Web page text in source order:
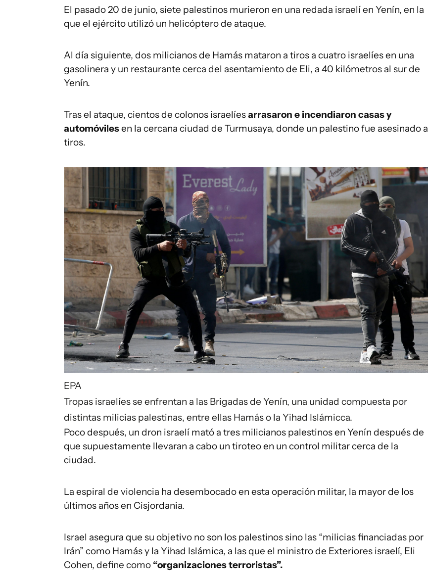
El pasado 20 de junio, siete palestinos murieron en una redada israelí en Yenín, en la
que el ejército utilizó un helicóptero de ataque.
Al día siguiente, dos milicianos de Hamás mataron a tiros a cuatro israelíes en una
gasolinera y un restaurante cerca del asentamiento de Eli, a 40 kilómetros al sur de
Yenín.
Tras el ataque, cientos de colonos israelíesarrasaron e incendiaron casas y
automóvilesen la cercana ciudad de Turmusaya, donde un palestino fue asesinado a
tiros.
EPA
Tropas israelíes se enfrentan a las Brigadas de Yenín, una unidad compuesta por
distintas milicias palestinas, entre ellas Hamás o la Yihad Islámicca.
Poco después, un dron israelí mató a tres milicianos palestinos en Yenín después de
que supuestamente llevaran a cabo un tiroteo en un control militar cerca de la
ciudad.
La espiral de violencia ha desembocado en esta operación militar, la mayor de los
últimos años en Cisjordania.
Israel asegura que su objetivo no son los palestinos sino las “milicias financiadas por
Irán” como Hamás y la Yihad Islámica, a las que el ministro de Exteriores israelí, Eli
Cohen, define como “organizaciones terroristas”.